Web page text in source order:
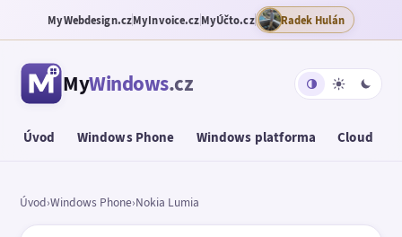
MyWebdesign.czMyInvoice.czMyÚčto.cz Radek Hulán
MyWindows.cz
Úvod Windows Phone Windows platforma Cloud
Úvod›Windows Phone›Nokia Lumia